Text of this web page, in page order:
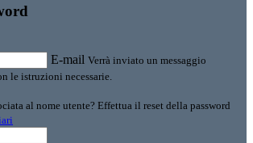
E-mail Verrà inviato un messaggio
le istruzioni necessarie.
al nome utente? Effettua il reset della password